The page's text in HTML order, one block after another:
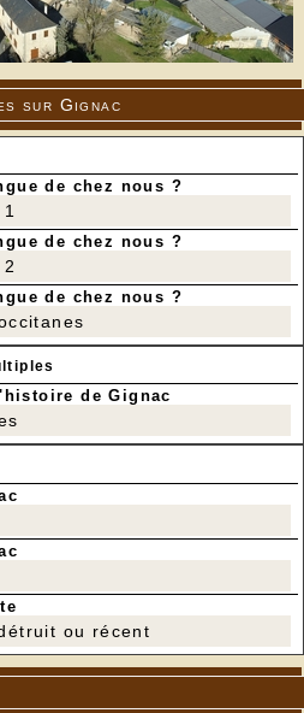
sur Gignac
de chez nous ?
de chez nous ?
de chez nous ?
de Gignac
ou récent